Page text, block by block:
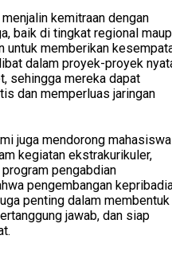
kemitraan dengan
baik di tingkat regional
untuk memberikan
dalam proyek-proyek
sehingga mereka dapat
dan memperluas jaringan
juga mendorong mahasiswa
kegiatan ekstrakurikuler,
pengabdian
pengembangan
penting dalam membentuk
jawab, dan siap